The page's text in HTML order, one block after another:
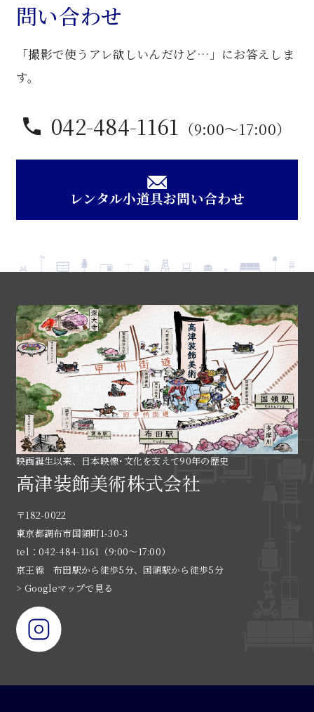
問い合わせ
「撮影で使うアレ欲しいんだけど…」にお答えしま
す。
042-484-1161 （9:00〜17:00）
レンタル小道具お問い合わせ
映画誕生以来、日本映像･文化を支えて90年の歴史
高津装飾美術株式会社
〒182-0022
東京都調布市国領町1-30-3
tel：042-484-1161（9:00〜17:00）
京王線 布田駅から徒歩5分、国領駅から徒歩5分
> Googleマップで見る